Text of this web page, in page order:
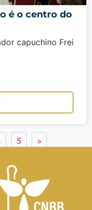
é o centro do
capuchino Frei
5 >